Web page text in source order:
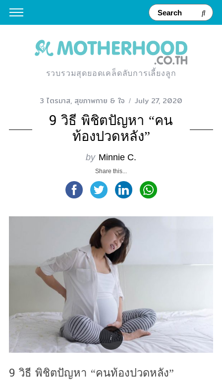
รวบรวมสุดยอดเคล็ดลับการเลี้ยงลูก
3 ไตรมาส, สุขภาพกาย & ใจ July 27, 2020
9 วิธี พิชิตปัญหา “คน
ท้องปวดหลัง”
by Minnie C.
Share this...
9 วิธี พิชิตปัญหา “คนท้องปวดหลัง”